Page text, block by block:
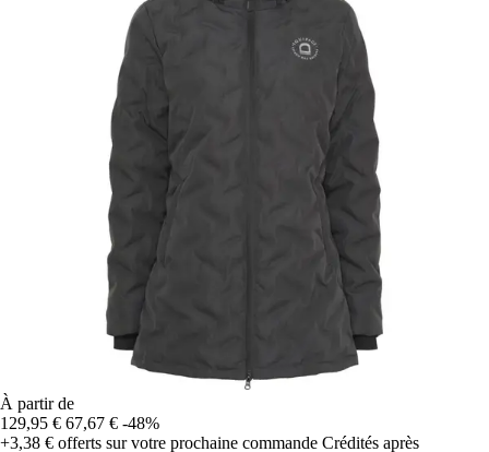
À partir de
129,95 € 67,67 € -48%
+3,38 € offerts sur votre prochaine commande Crédités après